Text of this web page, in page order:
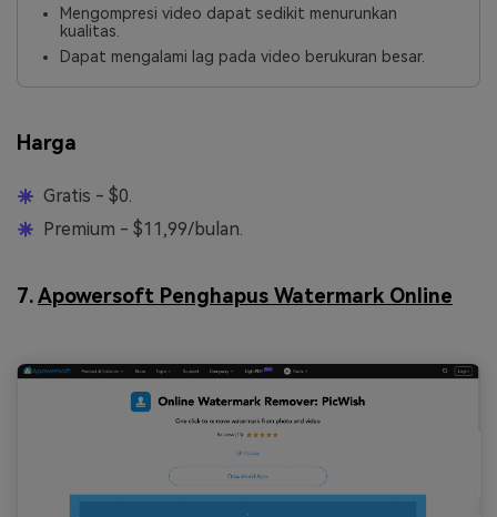
Mengompresi video dapat sedikit menurunkan
kualitas.
Dapat mengalami lag pada video berukuran besar.
Harga
Gratis - $0.
Premium - $11,99/bulan.
7.Apowersoft Penghapus Watermark Online